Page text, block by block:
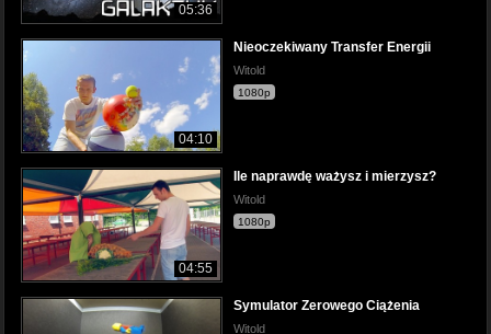
05:36
04:10
Nieoczekiwany Transfer Energii
Witold
1080p
04:55
Ile naprawdę ważysz i mierzysz?
Witold
1080p
Symulator Zerowego Ciążenia
Witold